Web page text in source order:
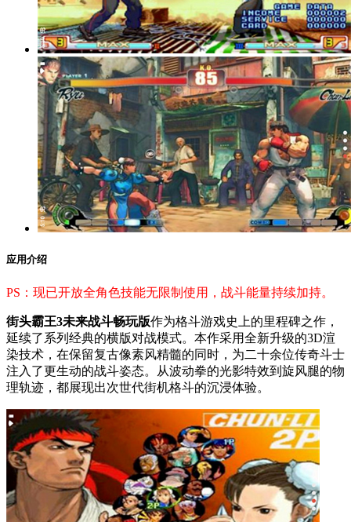
应用介绍
PS：现已开放全角色技能无限制使用，战斗能量持续加持。
街头霸王3未来战斗畅玩版作为格斗游戏史上的里程碑之作，
延续了系列经典的横版对战模式。本作采用全新升级的3D渲
染技术，在保留复古像素风精髓的同时，为二十余位传奇斗士
注入了更生动的战斗姿态。从波动拳的光影特效到旋风腿的物
理轨迹，都展现出次世代街机格斗的沉浸体验。